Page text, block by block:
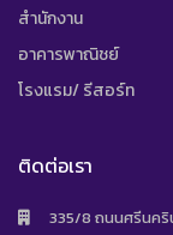
สำนักงาน
อาคารพาณิชย์
โรงแรม/ รีสอร์ท
ติดต่อเรา
335/8 ถนนศรีนคริ